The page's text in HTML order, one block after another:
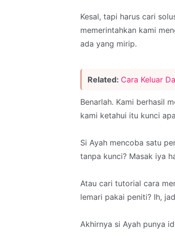
Kesal, tapi harus cari
memerintahkan kami
ada yang mirip.
Related: Cara Keluar
Benarlah. Kami berhasil
kami ketahui itu kunci
Si Ayah mencoba satu
tanpa kunci? Masak iya
Atau cari tutorial cara
lemari pakai peniti? Ih,
Akhirnya si Ayah punya